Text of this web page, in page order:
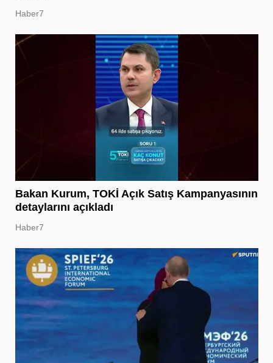
Haber7
Bakan Kurum, TOKİ Açık Satış Kampanyasının
detaylarını açıkladı
Haber7